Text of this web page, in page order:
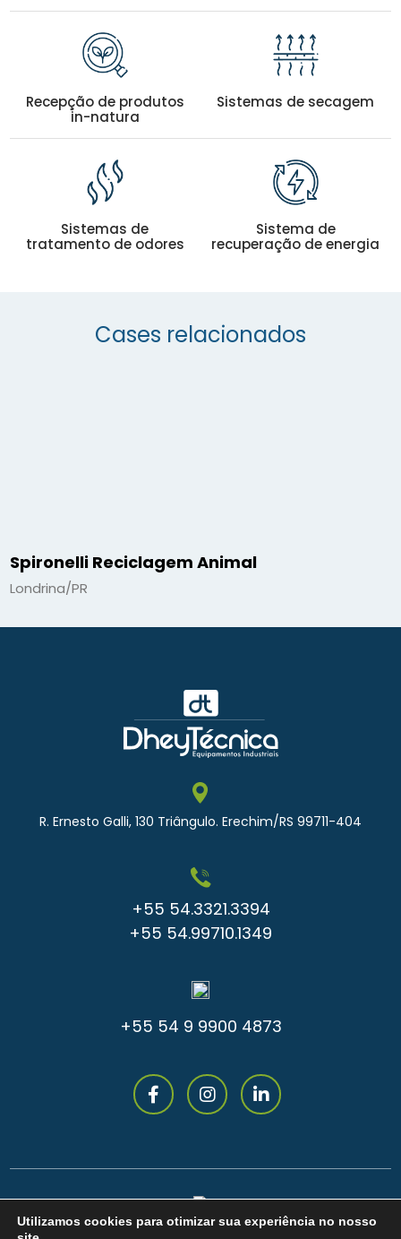
Recepção de produtos
in-natura
Sistemas de secagem
Sistemas de
tratamento de odores
Sistema de
recuperação de energia
Cases relacionados
Spironelli Reciclagem Animal
Londrina/PR
R. Ernesto Galli, 130 Triângulo. Erechim/RS 99711-404
+55 54.3321.3394
+55 54.99710.1349
+55 54 9 9900 4873
Utilizamos cookies para otimizar sua experiência no nosso